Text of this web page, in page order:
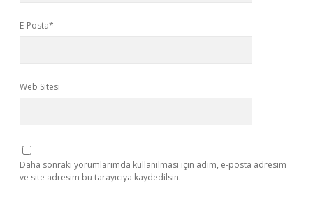
E-Posta*
Web Sitesi
Daha sonraki yorumlarımda kullanılması için adım, e-posta adresim
ve site adresim bu tarayıcıya kaydedilsin.